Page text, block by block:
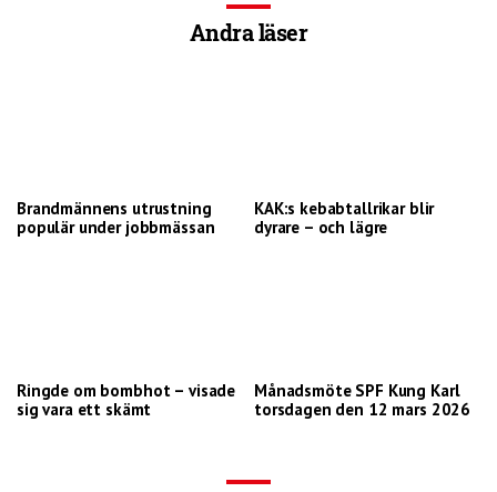
Andra läser
Brandmännens utrustning
populär under jobbmässan
KAK:s kebabtallrikar blir
dyrare – och lägre
Ringde om bombhot – visade
sig vara ett skämt
Månadsmöte SPF Kung Karl
torsdagen den 12 mars 2026